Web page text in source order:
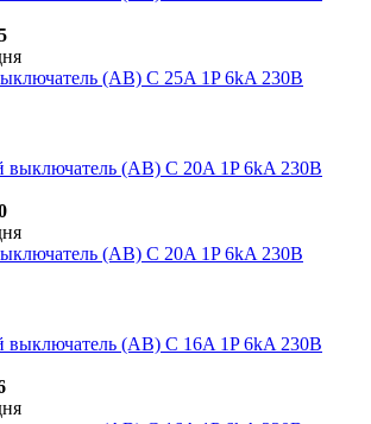
(АВ) C 25A 1P 6kA 230В
(АВ) C 20A 1P 6kA 230В